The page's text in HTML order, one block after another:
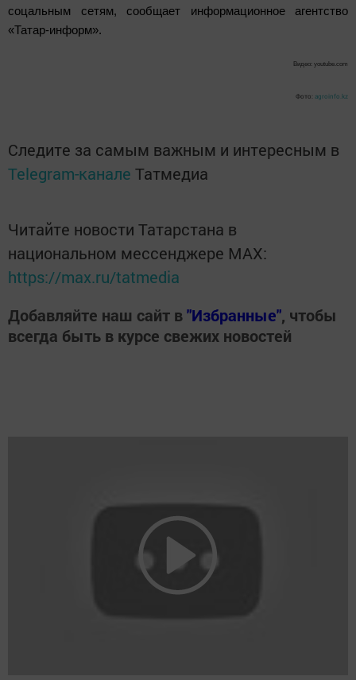
соцальным сетям, сообщает информационное агентство
«Татар-информ».
Видео: youtube.com
Фото: agroinfo.kz
Следите за самым важным и интересным в
Telegram-канале Татмедиа
Читайте новости Татарстана в
национальном мессенджере MАХ:
https://max.ru/tatmedia
Добавляйте наш сайт в"Избранные", чтобы
всегда быть в курсе свежих новостей